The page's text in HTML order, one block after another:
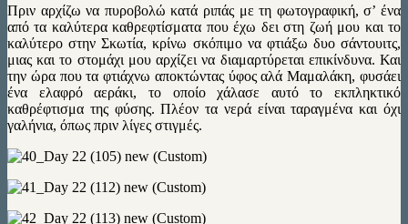
Πριν αρχίζω να πυροβολώ κατά ριπάς με τη φωτογραφική, σ’ ένα
από τα καλύτερα καθρεφτίσματα που έχω δει στη ζωή μου και το
καλύτερο στην Σκωτία, κρίνω σκόπιμο να φτιάξω δυο σάντουιτς,
μιας και το στομάχι μου αρχίζει να διαμαρτύρεται επικίνδυνα. Και
την ώρα που τα φτιάχνω αποκτώντας ύφος αλά Μαμαλάκη, φυσάει
ένα ελαφρό αεράκι, το οποίο χάλασε αυτό το εκπληκτικό
καθρέφτισμα της φύσης. Πλέον τα νερά είναι ταραγμένα και όχι
γαλήνια, όπως πριν λίγες στιγμές.